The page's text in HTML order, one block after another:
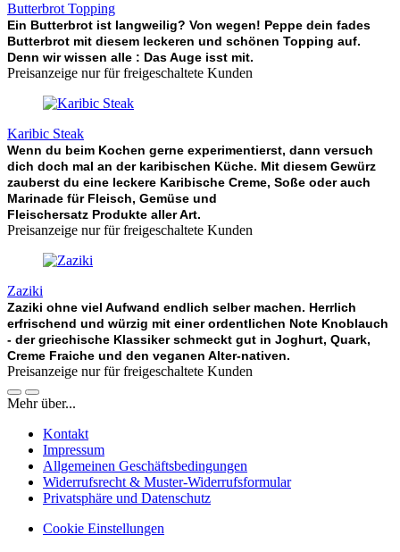
Butterbrot Topping
Ein Butterbrot ist langweilig? Von wegen! Peppe dein fades
Butterbrot mit diesem leckeren und schönen Topping auf.
Denn wir wissen alle : Das Auge isst mit.
Preisanzeige nur für freigeschaltete Kunden
Karibic Steak
Wenn du beim Kochen gerne experimentierst, dann versuch
dich doch mal an der karibischen Küche. Mit diesem Gewürz
zauberst du eine leckere Karibische Creme, Soße oder auch
Marinade für Fleisch, Gemüse und
Fleischersatz Produkte aller Art.
Preisanzeige nur für freigeschaltete Kunden
Zaziki
Zaziki ohne viel Aufwand endlich selber machen. Herrlich
erfrischend und würzig mit einer ordentlichen Note Knoblauch
- der griechische Klassiker schmeckt gut in Joghurt, Quark,
Creme Fraiche und den veganen Alter-nativen.
Preisanzeige nur für freigeschaltete Kunden
Mehr über...
Kontakt
Impressum
Allgemeinen Geschäftsbedingungen
Widerrufsrecht & Muster-Widerrufsformular
Privatsphäre und Datenschutz
Cookie Einstellungen